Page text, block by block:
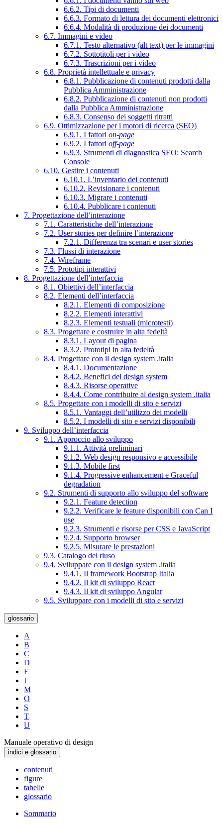
6.6.2. Tipi di documenti
6.6.3. Formato di lettura dei documenti elettronici
6.6.4. Modalità di produzione dei documenti
6.7. Immagini e video
6.7.1. Testo alternativo (alt text) per le immagini
6.7.2. Sottotitoli per i video
6.7.3. Trascrizioni per i video
6.8. Proprietà intellettuale e privacy
6.8.1. Pubblicazione di contenuti prodotti dalla
Pubblica Amministrazione
6.8.2. Pubblicazione di contenuti non prodotti
dalla Pubblica Amministrazione
6.8.3. Consenso dei soggetti ritratti
6.9. Ottimizzazione per i motori di ricerca (SEO)
6.9.1. I fattori on-page
6.9.2. I fattori off-page
6.9.3. Strumenti di diagnostica SEO: Search
Console
6.10. Gestire i contenuti
6.10.1. L’inventario dei contenuti
6.10.2. Revisionare i contenuti
6.10.3. Migrare i contenuti
6.10.4. Pubblicare i contenuti
7. Progettazione dell’interazione
7.1. Caratteristiche dell’interazione
7.2. User stories per definire l’interazione
7.2.1. Differenza tra scenari e user stories
7.3. Flussi di interazione
7.4. Wireframe
7.5. Prototipi interattivi
8. Progettazione dell’interfaccia
8.1. Obiettivi dell’interfaccia
8.2. Elementi dell’interfaccia
8.2.1. Elementi di composizione
8.2.2. Elementi interattivi
8.2.3. Elementi testuali (microtesti)
8.3. Progettare e costruire in alta fedeltà
8.3.1. Layout di pagina
8.3.2. Prototipi in alta fedeltà
8.4. Progettare con il design system .italia
8.4.1. Documentazione
8.4.2. Benefici del design system
8.4.3. Risorse operative
8.4.4. Come contribuire al design system .italia
8.5. Progettare con i modelli di sito e servizi
8.5.1. Vantaggi dell’utilizzo dei modelli
8.5.2. I modelli di sito e servizi disponibili
9. Sviluppo dell’interfaccia
9.1. Approccio allo sviluppo
9.1.1. Attività preliminari
9.1.2. Web design responsivo e accessibile
9.1.3. Mobile first
9.1.4. Progressive enhancement e Graceful
degradation
9.2. Strumenti di supporto allo sviluppo del software
9.2.1. Feature detection
9.2.2. Verificare le feature disponibili con Can I
use
9.2.3. Strumenti e risorse per CSS e JavaScript
9.2.4. Supporto browser
9.2.5. Misurare le prestazioni
9.3. Catalogo del riuso
9.4. Sviluppare con il design system .italia
9.4.1. Il framework Bootstrap Italia
9.4.2. Il kit di sviluppo React
9.4.3. Il kit di sviluppo Angular
9.5. Sviluppare con i modelli di sito e servizi
glossario
A
B
C
D
E
I
M
O
S
T
U
Manuale operativo di design
indici e glossario
contenuti
figure
tabelle
glossario
Sommario